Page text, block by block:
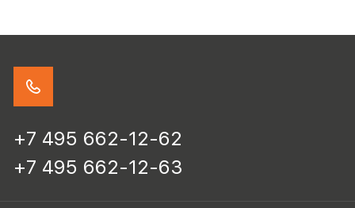
+7 495 662-12-62
+7 495 662-12-63